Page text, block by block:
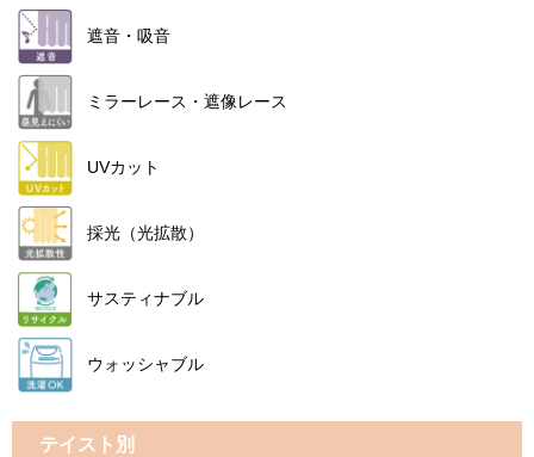
遮音・吸音
ミラーレース・遮像レース
UVカット
採光（光拡散）
サスティナブル
ウォッシャブル
テイスト別